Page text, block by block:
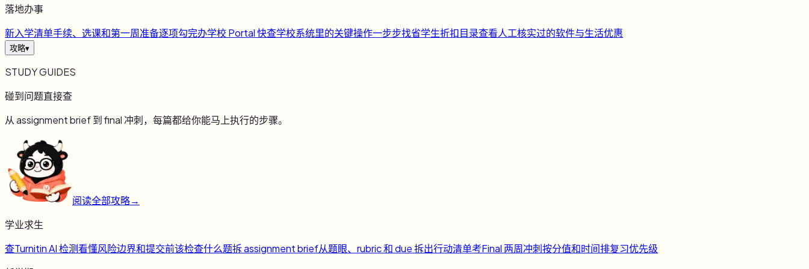
落地办事
新入学清单手续、选课和第一周准备逐项勾完办学校 Portal 快查学校系统里的关键操作一步步找省学生折扣目录查看人工核实过的软件与生活优惠
攻略▾
STUDY GUIDES
碰到问题直接查
从 assignment brief 到 final 冲刺，每篇都给你能马上执行的步骤。
阅读全部攻略→
学业求生
查Turnitin AI 检测看懂风险边界和提交前该检查什么题拆 assignment brief从题眼、rubric 和 due 拆出行动清单考Final 两周冲刺按分值和时间排复习优先级